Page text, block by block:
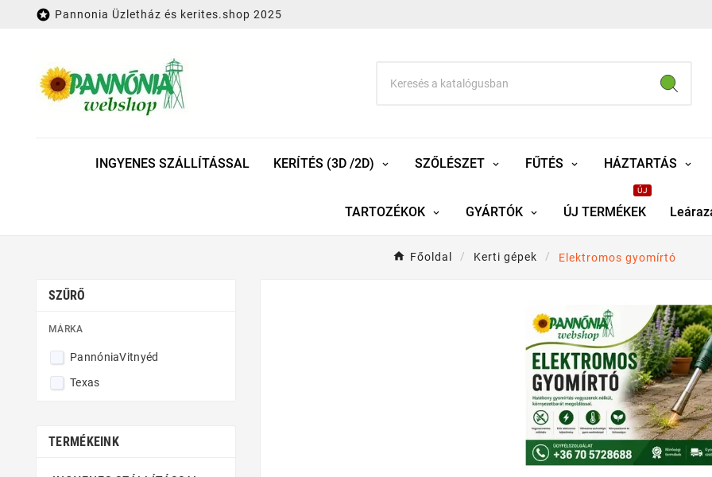
 Pannonia Üzletház és kerites.shop 2025
INGYENES SZÁLLÍTÁSSAL KERÍTÉS (3D /2D) SZŐLÉSZET FŰTÉS HÁZTARTÁS
TARTOZÉKOK GYÁRTÓK ÚJ TERMÉKEK
ÚJ
Főoldal Kerti gépek Elektromos gyomírtó
SZŰRŐ
MÁRKA
PannóniaVitnyéd
Texas
TERMÉKEINK